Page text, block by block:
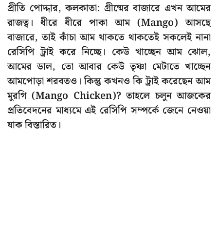
প্রীতি পোদ্দার, কলকাতা: গ্রীষ্মের বাজারে এখন আমের
রাজত্ব। ধীরে ধীরে পাকা আম (Mango) আসছে
বাজারে, তাই কাঁচা আম থাকতে থাকতেই সকলেই নানা
রেসিপি ট্রাই করে নিচ্ছে। কেউ খাচ্ছেন আম ঝোল,
আমের ডাল, তো আবার কেউ তৃষ্ণা মেটাতে খাচ্ছেন
আমপোড়া শরবতও। কিন্তু কখনও কি ট্রাই করেছেন আম
মুরগি (Mango Chicken)? তাহলে চলুন আজকের
প্রতিবেদনের মাধ্যমে এই রেসিপি সম্পর্কে জেনে নেওয়া
যাক বিস্তারিত।